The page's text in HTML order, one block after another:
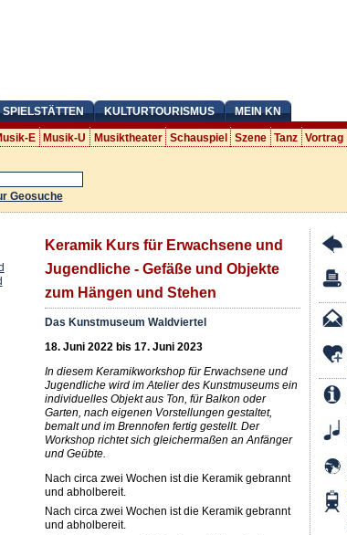
SPIELSTÄTTEN KULTURTOURISMUS MEIN KN
E Musik-U Musiktheater Schauspiel Szene Tanz Vortrag
Geosuche
Keramik Kurs für Erwachsene und
Jugendliche - Gefäße und Objekte
zum Hängen und Stehen
Das Kunstmuseum Waldviertel
18. Juni 2022 bis 17. Juni 2023
In diesem Keramikworkshop für Erwachsene und
Jugendliche wird im Atelier des Kunstmuseums ein
individuelles Objekt aus Ton, für Balkon oder
Garten, nach eigenen Vorstellungen gestaltet,
bemalt und im Brennofen fertig gestellt. Der
Workshop richtet sich gleichermaßen an Anfänger
und Geübte.
Nach circa zwei Wochen ist die Keramik gebrannt
und abholbereit.
Nach circa zwei Wochen ist die Keramik gebrannt
und abholbereit.